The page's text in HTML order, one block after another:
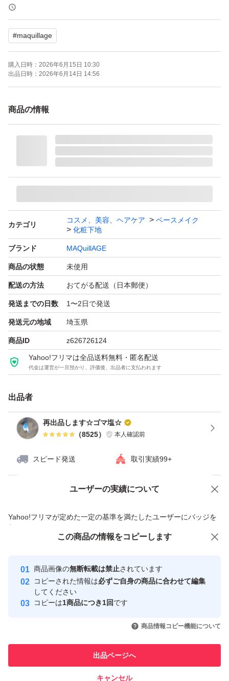
マキアージュ ドラマティックスキンセンサーベースNEO
ヌーディーベージュ
新品未開封です。
マキアージュ ドラマティックスキンセンサーベース NEO
ヌーディーベージュ 25ml
#maquillage
購入日時： 2026年6月15日 10:30
出品日時： 2026年6月14日 14:56
商品の情報
カテゴリ
コスメ、美容、ヘアケア
ベースメイク
化粧下地
ブランド MAQuillAGE
商品の状態 未使用
配送の方法 おてがる配送（日本郵便）
発送までの日数 1〜2日で発送
発送元の地域 埼玉県
商品ID z626726124
Yahoo!フリマは全品送料無料・匿名配送
代金は運営が一旦預かり、評価後、出品者に支払われます
出品者
再出品します☆ゴマ塩☆
（8525） 本人確認前
スピード発送 取引実績99+
ユーザーの実績について
Yahoo!フリマが定めた一定の基準を満たしたユーザーにバッジを
付与しています
安心取引出品者
心・安全なユーザーです
取引実績
引を完了させた実績があります
での取引実績があります
価格の相談 商品への質問
この商品の情報をコピーします
商品画像の無断転載は禁止されています
コピーされた情報は必ずご自身の商品に合わせて編集
してください
コピーは1商品につき1回です
商品情報コピー機能について
出品ページへ
キャンセル
この商品をみている人にオススメ